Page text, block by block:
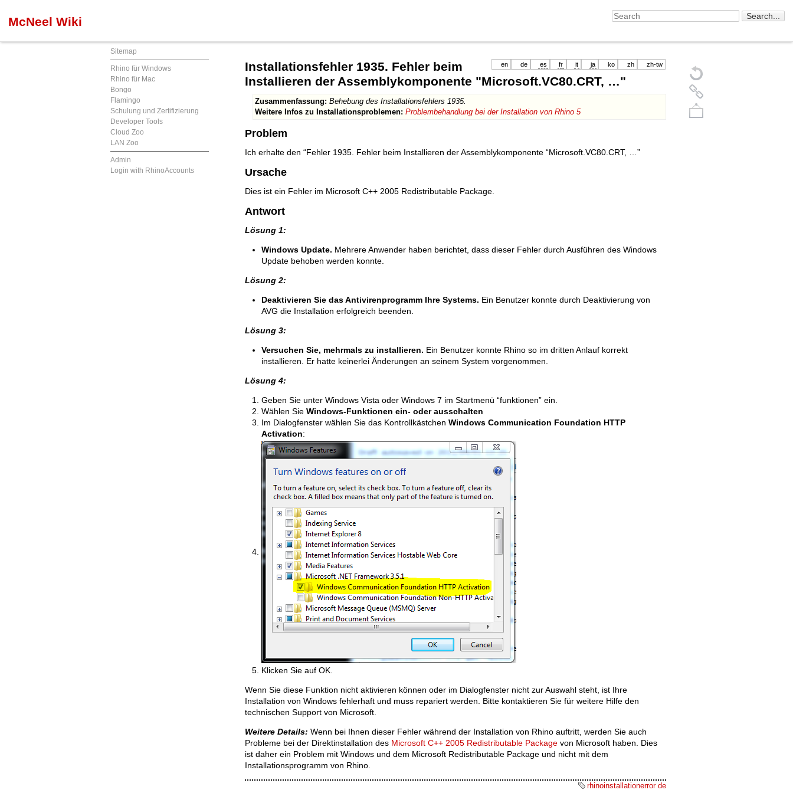
McNeel Wiki
Sitemap
Rhino für Windows
Rhino für Mac
Bongo
Flamingo
Schulung und Zertifizierung
Developer Tools
Cloud Zoo
LAN Zoo
Admin
Login with RhinoAccounts
en de es fr it ja ko zh zh-tw
Installationsfehler 1935. Fehler beim
Installieren der Assemblykomponente "Microsoft.VC80.CRT, …"
Zusammenfassung: Behebung des Installationsfehlers 1935.
Weitere Infos zu Installationsproblemen: Problembehandlung bei der Installation von Rhino 5
Problem
Ich erhalte den “Fehler 1935. Fehler beim Installieren der Assemblykomponente “Microsoft.VC80.CRT, …”
Ursache
Dies ist ein Fehler im Microsoft C++ 2005 Redistributable Package.
Antwort
Lösung 1:
Windows Update. Mehrere Anwender haben berichtet, dass dieser Fehler durch Ausführen des Windows
Update behoben werden konnte.
Lösung 2:
Deaktivieren Sie das Antivirenprogramm Ihre Systems. Ein Benutzer konnte durch Deaktivierung von
AVG die Installation erfolgreich beenden.
Lösung 3:
Versuchen Sie, mehrmals zu installieren. Ein Benutzer konnte Rhino so im dritten Anlauf korrekt
installieren. Er hatte keinerlei Änderungen an seinem System vorgenommen.
Lösung 4:
Geben Sie unter Windows Vista oder Windows 7 im Startmenü “funktionen” ein.
Wählen Sie Windows-Funktionen ein- oder ausschalten
Im Dialogfenster wählen Sie das Kontrollkästchen Windows Communication Foundation HTTP
Activation:
Klicken Sie auf OK.
Wenn Sie diese Funktion nicht aktivieren können oder im Dialogfenster nicht zur Auswahl steht, ist Ihre
Installation von Windows fehlerhaft und muss repariert werden. Bitte kontaktieren Sie für weitere Hilfe den
technischen Support von Microsoft.
Weitere Details: Wenn bei Ihnen dieser Fehler während der Installation von Rhino auftritt, werden Sie auch
Probleme bei der Direktinstallation des Microsoft C++ 2005 Redistributable Package von Microsoft haben. Dies
ist daher ein Problem mit Windows und dem Microsoft Redistributable Package und nicht mit dem
Installationsprogramm von Rhino.
rhinoinstallationerror de